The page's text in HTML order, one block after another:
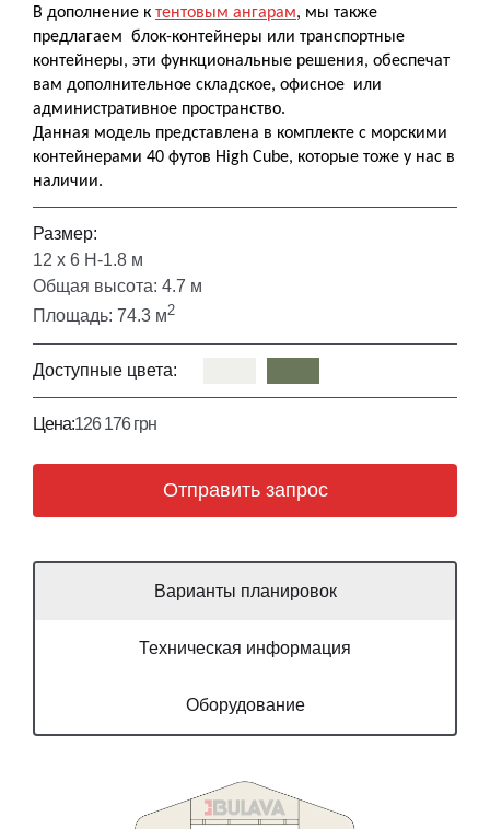
В дополнение к тентовым ангарам, мы также
предлагаем блок-контейнеры или транспортные
контейнеры, эти функциональные решения, обеспечат
вам дополнительное складское, офисное или
административное пространство.
Данная модель представлена в комплекте с морскими
контейнерами 40 футов High Cube, которые тоже у нас в
наличии.
Размер:
12 х 6 Н-1.8 м
Общая высота: 4.7 м
Площадь: 74.3 м2
Доступные цвета:
Цена:126 176 грн
Отправить запрос
Варианты планировок
Техническая информация
Оборудование